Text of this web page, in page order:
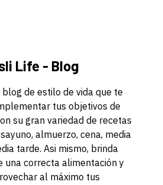
Life - Blog
de estilo de vida que te
tus objetivos de
su gran variedad de recetas
almuerzo, cena, media
tarde. Asi mismo, brinda
una correcta alimentación y
al máximo tus